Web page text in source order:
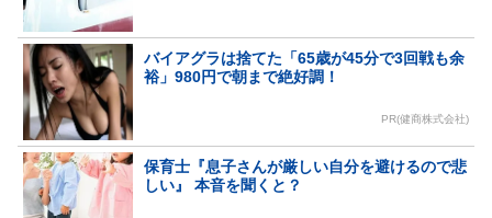
バイアグラは捨てた「65歳が45分で3回戦も余
裕」980円で朝まで絶好調！
PR(健商株式会社)
保育士『息子さんが厳しい自分を避けるので悲
しい』 本音を聞くと？